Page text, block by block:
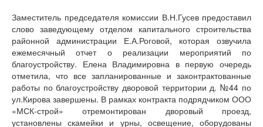
Заместитель председателя комиссии В.Н.Гусев предоставил
слово заведующему отделом капитального строительства
районной администрации Е.А.Роговой, которая озвучила
ежемесячный отчет о реализации мероприятий по
благоустройству. Елена Владимировна в первую очередь
отметила, что все запланированные и законтрактованные
работы по благоустройству дворовой территории д. №44 по
ул.Кирова завершены. В рамках контракта подрядчиком ООО
«МСК-строй» отремонтирован дворовый проезд,
установлены скамейки и урны, освещение, оборудованы